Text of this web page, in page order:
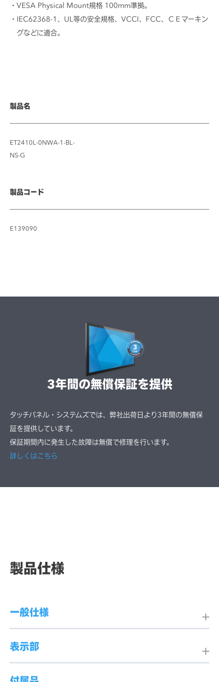
VESA Physical Mount規格 100mm準拠。
IEC62368-1、UL等の安全規格、VCCI、FCC、ＣＥマーキン
グなどに適合。
製品名
ET2410L-0NWA-1-BL-
NS-G
製品コード
E139090
3年間の無償保証を提供
タッチパネル・システムズでは、弊社出荷日より3年間の無償保
証を提供しています。
保証期間内に発生した故障は無償で修理を行います。
詳しくはこちら
製品仕様
一般仕様
製品名
G（E139090）
表示部